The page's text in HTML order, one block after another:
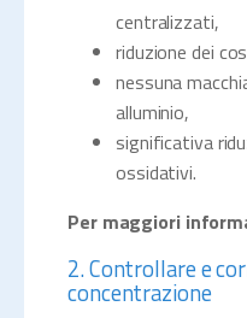
centralizzati,
riduzione dei
nessuna
alluminio,
significativa
ossidativi.
Per maggiori
2. Controllare e
concentrazione